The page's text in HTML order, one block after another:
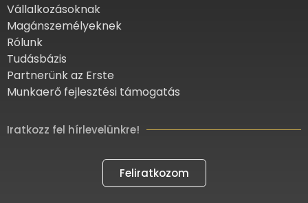
Vállalkozásoknak
Magánszemélyeknek
Rólunk
Tudásbázis
Partnerünk az Erste
Munkaerő fejlesztési támogatás
Iratkozz fel hírlevelünkre!
Feliratkozom